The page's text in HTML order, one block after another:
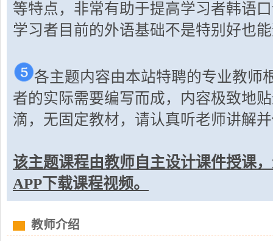
等特点，非常有助于提高学习者韩语
学习者目前的外语基础不是特别好也
各主题内容由本站特聘的专业教师
者的实际需要编写而成，内容极致地
滴，无固定教材，请认真听老师讲解
该主题课程由教师自主设计课件授课
APP下载课程视频。
教师介绍